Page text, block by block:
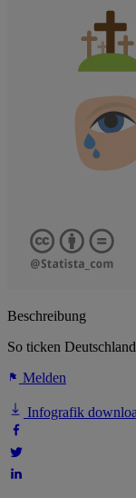
Beschreibung
So ticken
Melden
Infografik